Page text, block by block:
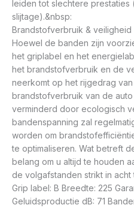
leiden tot slechtere prestaties
slijtage).&nbsp:
Brandstofverbruik & veiligheid
Hoewel de banden zijn
het griplabel en het
het brandstofverbruik en de
neerkomt op het rijgedrag
brandstofverbruik van de
verminderd door ecologisch
bandenspanning zal
worden om
te optimaliseren. Wat betreft
belang om u altijd te houden
de volgafstanden strikt in acht
Grip label: B Breedte: 225
Geluidsproductie dB: 71